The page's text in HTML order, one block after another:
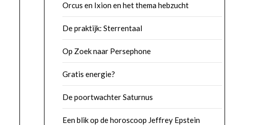
Orcus en Ixion en het thema hebzucht
De praktijk: Sterrentaal
Op Zoek naar Persephone
Gratis energie?
De poortwachter Saturnus
Een blik op de horoscoop Jeffrey Epstein